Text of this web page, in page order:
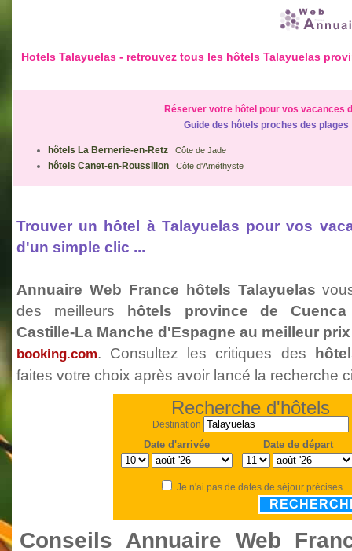
Hotels Talayuelas - retrouvez tous les hôtels Talayuelas
Réserver votre hôtel pour vos vacances
Guide des hôtels proches des plages
hôtels La Bernerie-en-Retz Côte de Jade
hôtels Canet-en-Roussillon Côte d'Améthyste
Trouver un hôtel à Talayuelas pour vos
d'un simple clic ...
Annuaire Web France hôtels Talayuelas
des meilleurs
hôtels province de
Castille-La Manche d'Espagne au meilleur
booking.com. Consultez les critiques des
faites votre choix après avoir lancé la recherche
Recherche d'hôtels
Destination
Date d'arrivée Date de départ
Je n'ai pas de dates de séjour précises
Conseils Annuaire Web